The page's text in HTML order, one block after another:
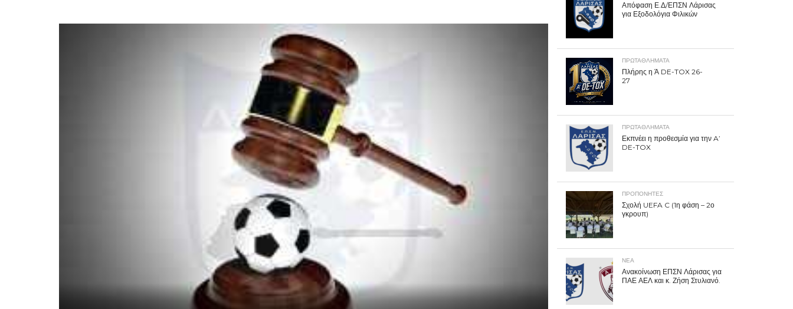
Απόφαση Ε.Δ/ΕΠΣΝ Λάρισας
για Εξοδολόγια Φιλικών
ΠΡΩΤΑΘΛΉΜΑΤΑ
Πλήρης η Ά DE-TOX 26-
27
ΠΡΩΤΑΘΛΉΜΑΤΑ
Εκπνέει η προθεσμία για την A’
DE-TOX
ΠΡΟΠΟΝΗΤΈΣ
Σχολή UEFA C (1η φάση – 2ο
γκρουπ)
ΝΕΑ
Ανακοίνωση ΕΠΣΝ Λάρισας για
ΠΑΕ ΑΕΛ και κ. Ζήση Στυλιανό.